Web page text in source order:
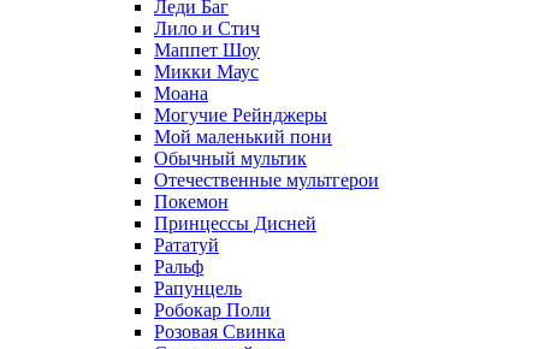
Леди Баг
Лило и Стич
Маппет Шоу
Микки Маус
Моана
Могучие Рейнджеры
Мой маленький пони
Обычный мультик
Отечественные мультгерои
Покемон
Принцессы Дисней
Рататуй
Ральф
Рапунцель
Робокар Поли
Розовая Свинка